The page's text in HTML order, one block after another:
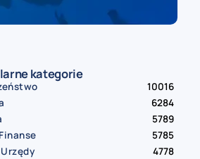
kategorie
10016
6284
5789
5785
4778